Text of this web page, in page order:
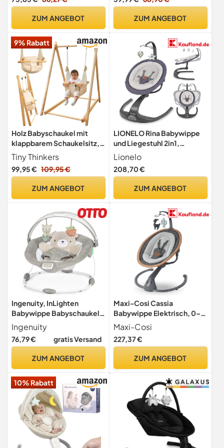
Melodien und 2
ZUM ANGEBOT ZUM ANGEBOT
9% Rabatt
Holz Babyschaukel mit
klappbarem Schaukelsitz,
Babyschaukelstuhl & Baby
Swing aus Kiefernholz,
Holzspielzeug für Babys,
Kinderschaukel für drinnen
Tiny Thinkers
99,95 € 109,95 €
ZUM ANGEBOT
LIONELO Rina Babywippe
und Liegestuhl 2in1,
Fernbedienung, 360°
drehbarer Sitz, zwei
Schaukelrichtungen, 5
n, Sperrung,
Timer, 12 Melodien
Lionelo
208,70 €
ZUM ANGEBOT
Ingenuity, InLighten
Babywippe Babyschaukel
mit Lichtern, Nate Bunny,
Spielzeugleiste,
Vibrationen, Geräuschen,
bis zu 20 lbs,
Ingenuity
76,79 € gratis Versand
ZUM ANGEBOT
Maxi-Cosi Cassia
Babywippe Elektrisch, 0–6
Monate, max. 9 kg,
Babyschaukel Elektrisch, 12
Melodien, 360°-
Bewegungserkennung, 5
Essential Graphite
Maxi-Cosi
227,37 €
ZUM ANGEBOT
10% Rabatt